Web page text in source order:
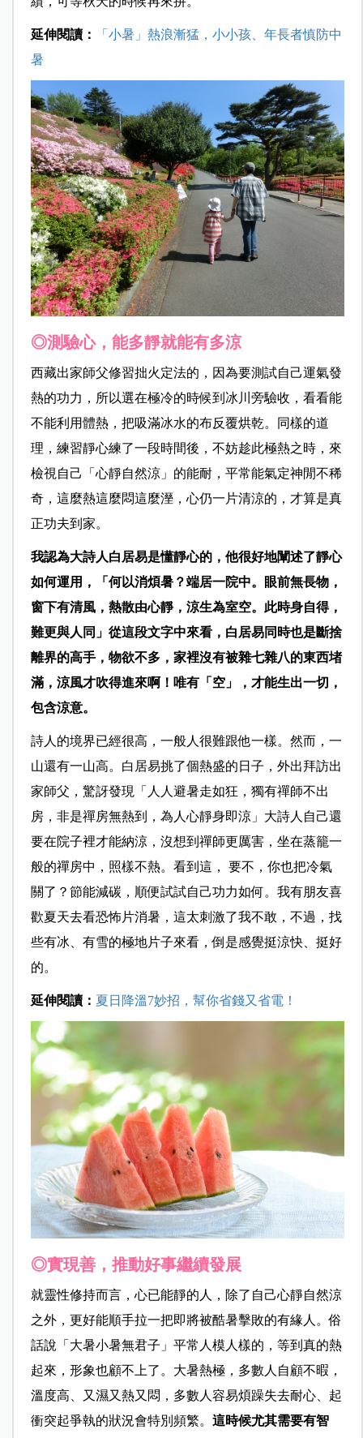
延伸閱讀：
「小暑」熱浪漸猛，小小孩、年長者慎防中
暑
◎測驗心，能多靜就能有多涼
西藏出家師父修習拙火定法的，因為要測試自己運氣發
熱的功力，所以選在極冷的時候到冰川旁驗收，看看能
不能利用體熱，把吸滿冰水的布反覆烘乾。同樣的道
理，練習靜心練了一段時間後，不妨趁此極熱之時，來
檢視自己「心靜自然涼」的能耐，平常能氣定神閒不稀
奇，這麼熱這麼悶這麼溼，心仍一片清涼的，才算是真
正功夫到家。
我認為大詩人白居易是懂靜心的，他很好地闡述了靜心
如何運用，「何以消煩暑？端居一院中。眼前無長物，
窗下有清風，熱散由心靜，涼生為室空。此時身自得，
難更與人同」從這段文字中來看，白居易同時也是斷捨
離界的高手，物欲不多，家裡沒有被雜七雜八的東西堵
滿，涼風才吹得進來啊！唯有「空」，才能生出一切，
包含涼意。
詩人的境界已經很高，一般人很難跟他一樣。然而，一
山還有一山高。白居易挑了個熱盛的日子，外出拜訪出
家師父，驚訝發現「人人避暑走如狂，獨有禪師不出
房，非是禪房無熱到，為人心靜身即涼」大詩人自己還
要在院子裡才能納涼，沒想到禪師更厲害，坐在蒸籠一
般的禪房中，照樣不熱。看到這， 要不，你也把冷氣
關了？節能減碳，順便試試自己功力如何。我有朋友喜
歡夏天去看恐怖片消暑，這太刺激了我不敢，不過，找
些有冰、有雪的極地片子來看，倒是感覺挺涼快、挺好
的。
延伸閱讀： 夏日降溫7妙招，幫你省錢又省電！
◎實現善，推動好事繼續發展
就靈性修持而言，心已能靜的人，除了自己心靜自然涼
之外，更好能順手拉一把即將被酷暑擊敗的有緣人。俗
話說「大暑小暑無君子」平常人模人樣的，等到真的熱
起來，形象也顧不上了。大暑熱極，多數人自顧不暇，
溫度高、又濕又熱又悶，多數人容易煩躁失去耐心、起
衝突起爭執的狀況會特別頻繁。 這時候尤其需要有智